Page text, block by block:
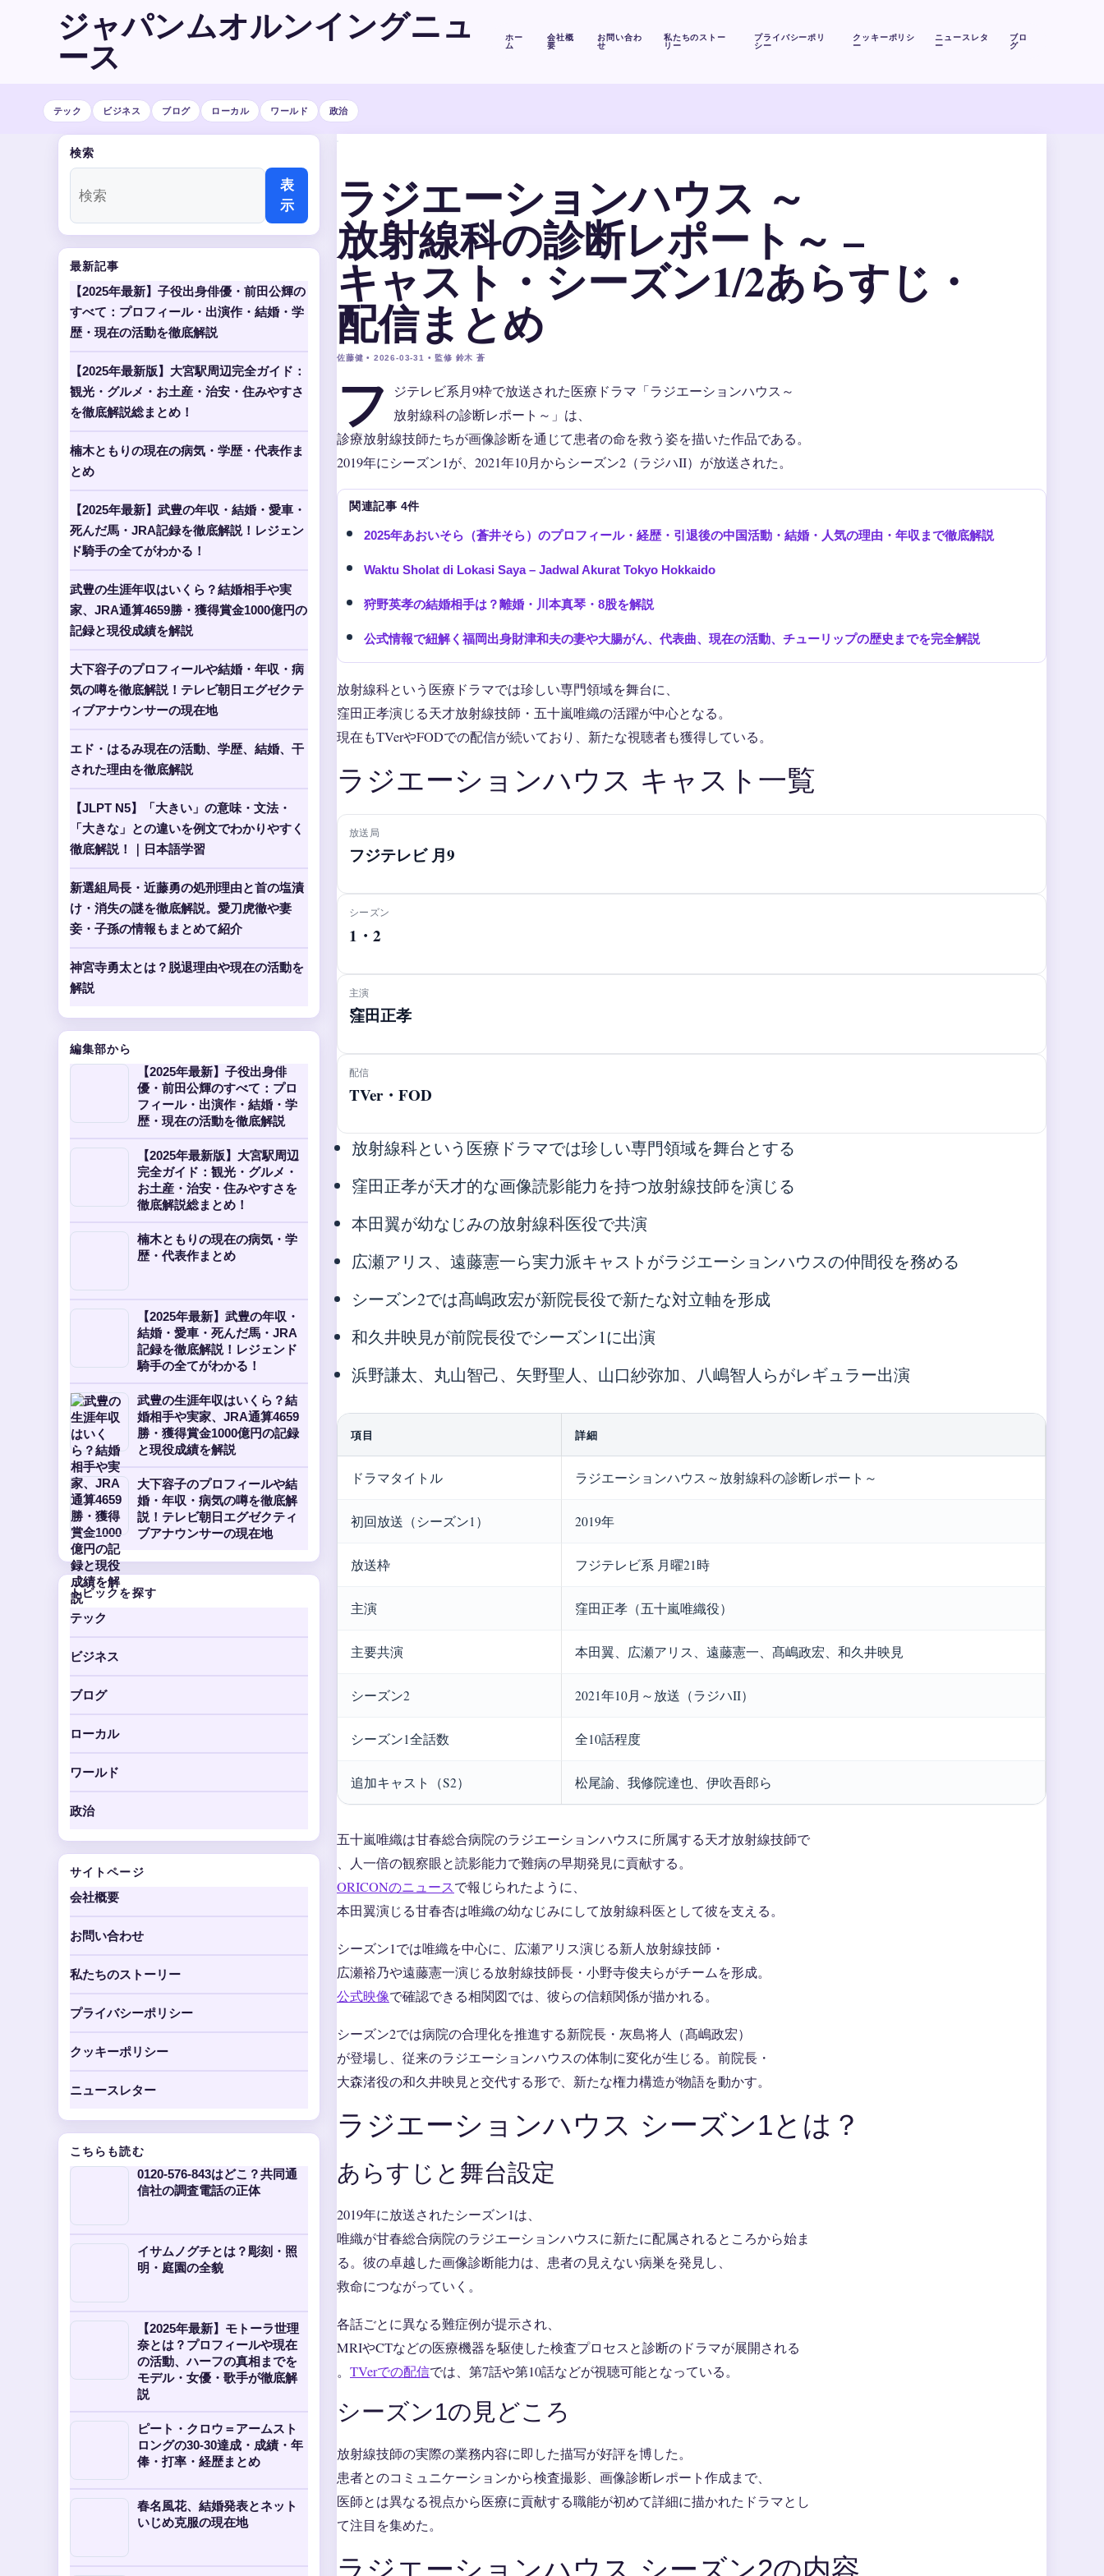
ジャパンムオルンイングニュ
ース
ホー
ム
会社概
要
お問い合わ
せ
私たちのストー
リー
プライバシーポリ
シー
クッキーポリシ
ー
ニュースレタ
ー
ブロ
グ
テック ビジネス ブログ ローカル ワールド 政治
ラジエーションハウス ～
放射線科の診断レポート～ –
キャスト・シーズン1/2あらすじ・
配信まとめ
佐藤健 • 2026-03-31 • 監修 鈴木 蒼
フ
ジテレビ系月9枠で放送された医療ドラマ「ラジエーションハウス～
放射線科の診断レポート～」は、
診療放射線技師たちが画像診断を通じて患者の命を救う姿を描いた作品である。
2019年にシーズン1が、2021年10月からシーズン2（ラジハII）が放送された。
関連記事 4件
2025年あおいそら（蒼井そら）のプロフィール・経歴・引退後の中国活動・結婚・人気の理由・年収まで徹底解説
Waktu Sholat di Lokasi Saya – Jadwal Akurat Tokyo Hokkaido
狩野英孝の結婚相手は？離婚・川本真琴・8股を解説
公式情報で紐解く福岡出身財津和夫の妻や大腸がん、代表曲、現在の活動、チューリップの歴史までを完全解説
放射線科という医療ドラマでは珍しい専門領域を舞台に、
窪田正孝演じる天才放射線技師・五十嵐唯織の活躍が中心となる。
現在もTVerやFODでの配信が続いており、新たな視聴者も獲得している。
ラジエーションハウス キャスト一覧
放送局
フジテレビ 月9
シーズン
1・2
主演
窪田正孝
配信
TVer・FOD
放射線科という医療ドラマでは珍しい専門領域を舞台とする
窪田正孝が天才的な画像読影能力を持つ放射線技師を演じる
本田翼が幼なじみの放射線科医役で共演
広瀬アリス、遠藤憲一ら実力派キャストがラジエーションハウスの仲間役を務める
シーズン2では髙嶋政宏が新院長役で新たな対立軸を形成
和久井映見が前院長役でシーズン1に出演
浜野謙太、丸山智己、矢野聖人、山口紗弥加、八嶋智人らがレギュラー出演
項目 詳細
ドラマタイトル ラジエーションハウス～放射線科の診断レポート～
初回放送（シーズン1） 2019年
放送枠 フジテレビ系 月曜21時
主演 窪田正孝（五十嵐唯織役）
主要共演 本田翼、広瀬アリス、遠藤憲一、髙嶋政宏、和久井映見
シーズン2 2021年10月～放送（ラジハII）
シーズン1全話数 全10話程度
追加キャスト（S2） 松尾諭、我修院達也、伊吹吾郎ら
五十嵐唯織は甘春総合病院のラジエーションハウスに所属する天才放射線技師で
、人一倍の観察眼と読影能力で難病の早期発見に貢献する。
ORICONのニュースで報じられたように、
本田翼演じる甘春杏は唯織の幼なじみにして放射線科医として彼を支える。
シーズン1では唯織を中心に、広瀬アリス演じる新人放射線技師・
広瀬裕乃や遠藤憲一演じる放射線技師長・小野寺俊夫らがチームを形成。
公式映像で確認できる相関図では、彼らの信頼関係が描かれる。
シーズン2では病院の合理化を推進する新院長・灰島将人（髙嶋政宏）
が登場し、従来のラジエーションハウスの体制に変化が生じる。前院長・
大森渚役の和久井映見と交代する形で、新たな権力構造が物語を動かす。
ラジエーションハウス シーズン1とは？
あらすじと舞台設定
2019年に放送されたシーズン1は、
唯織が甘春総合病院のラジエーションハウスに新たに配属されるところから始ま
る。彼の卓越した画像診断能力は、患者の見えない病巣を発見し、
救命につながっていく。
各話ごとに異なる難症例が提示され、
MRIやCTなどの医療機器を駆使した検査プロセスと診断のドラマが展開される
。 TVerでの配信では、第7話や第10話などが視聴可能となっている。
シーズン1の見どころ
放射線技師の実際の業務内容に即した描写が好評を博した。
患者とのコミュニケーションから検査撮影、画像診断レポート作成まで、
医師とは異なる視点から医療に貢献する職能が初めて詳細に描かれたドラマとし
て注目を集めた。
ラジエーションハウス シーズン2の内容
検索
表
示
最新記事
【2025年最新】子役出身俳優・前田公輝の
すべて：プロフィール・出演作・結婚・学
歴・現在の活動を徹底解説
【2025年最新版】大宮駅周辺完全ガイド：
観光・グルメ・お土産・治安・住みやすさ
を徹底解説総まとめ！
楠木ともりの現在の病気・学歴・代表作ま
とめ
【2025年最新】武豊の年収・結婚・愛車・
死んだ馬・JRA記録を徹底解説！レジェン
ド騎手の全てがわかる！
武豊の生涯年収はいくら？結婚相手や実
家、JRA通算4659勝・獲得賞金1000億円の
記録と現役成績を解説
大下容子のプロフィールや結婚・年収・病
気の噂を徹底解説！テレビ朝日エグゼクテ
ィブアナウンサーの現在地
エド・はるみ現在の活動、学歴、結婚、干
された理由を徹底解説
【JLPT N5】「大きい」の意味・文法・
「大きな」との違いを例文でわかりやすく
徹底解説！｜日本語学習
新選組局長・近藤勇の処刑理由と首の塩漬
け・消失の謎を徹底解説。愛刀虎徹や妻
妾・子孫の情報もまとめて紹介
神宮寺勇太とは？脱退理由や現在の活動を
解説
編集部から
【2025年最新】子役出身俳
優・前田公輝のすべて：プロ
フィール・出演作・結婚・学
歴・現在の活動を徹底解説
【2025年最新版】大宮駅周辺
完全ガイド：観光・グルメ・
お土産・治安・住みやすさを
徹底解説総まとめ！
楠木ともりの現在の病気・学
歴・代表作まとめ
【2025年最新】武豊の年収・
結婚・愛車・死んだ馬・JRA
記録を徹底解説！レジェンド
騎手の全てがわかる！
武豊の生涯年収はいくら？結
婚相手や実家、JRA通算4659
勝・獲得賞金1000億円の記録
と現役成績を解説
大下容子のプロフィールや結
婚・年収・病気の噂を徹底解
説！テレビ朝日エグゼクティ
ブアナウンサーの現在地
トピックを探す
テック
ビジネス
ブログ
ローカル
ワールド
政治
サイトページ
会社概要
お問い合わせ
私たちのストーリー
プライバシーポリシー
クッキーポリシー
ニュースレター
こちらも読む
0120-576-843はどこ？共同通
信社の調査電話の正体
イサムノグチとは？彫刻・照
明・庭園の全貌
【2025年最新】モトーラ世理
奈とは？プロフィールや現在
の活動、ハーフの真相までを
モデル・女優・歌手が徹底解
説
ピート・クロウ＝アームスト
ロングの30-30達成・成績・年
俸・打率・経歴まとめ
春名風花、結婚発表とネット
いじめ克服の現在地